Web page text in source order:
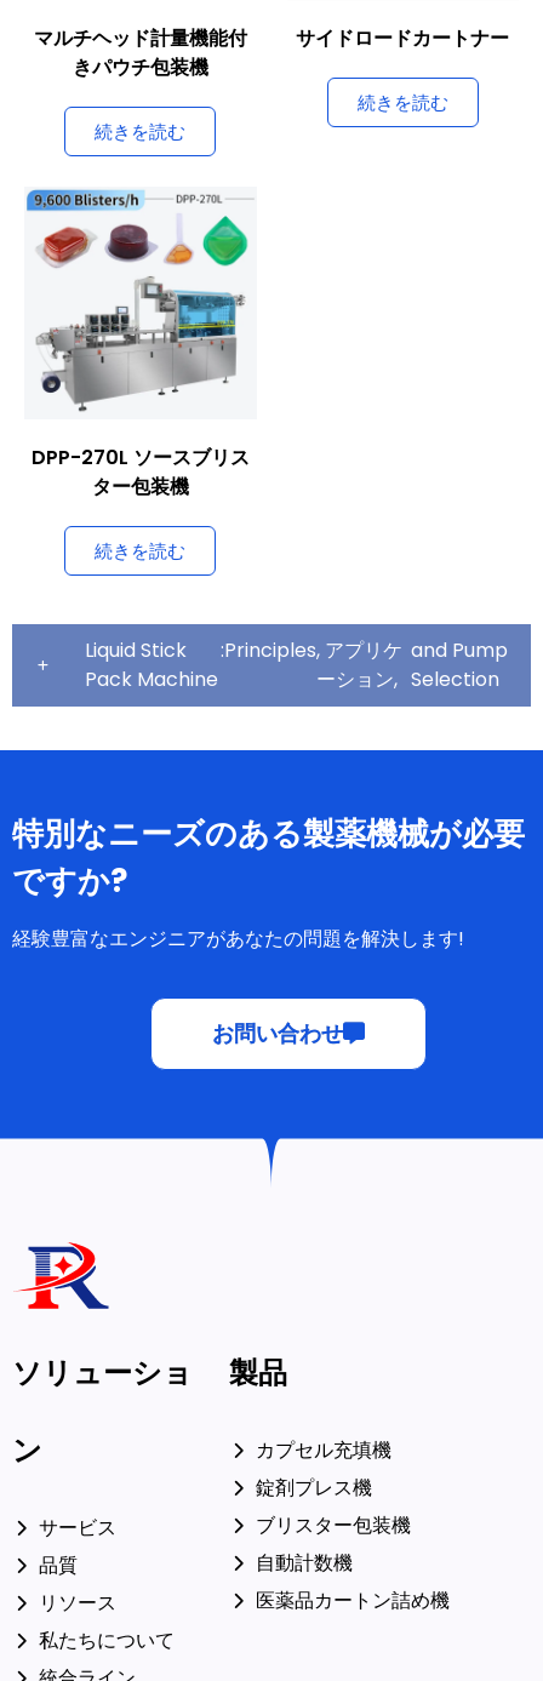
マルチヘッド計量機能付
きパウチ包装機
続きを読む
サイドロードカートナー
続きを読む
DPP-270L ソースブリス
ター包装機
続きを読む
Liquid Stick
Pack Machine
:Principles, アプリケ
ーション,
and Pump
Selection
特別なニーズのある製薬機械が必要
ですか?
経験豊富なエンジニアがあなたの問題を解決します!
お問い合わせ
ソリューショ
ン
サービス
品質
リソース
私たちについて
製品
カプセル充填機
錠剤プレス機
ブリスター包装機
自動計数機
医薬品カートン詰め機